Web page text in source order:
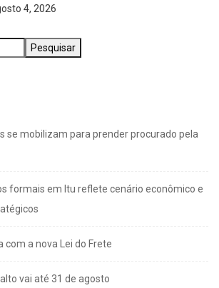
Pesquisar
se mobilizam para prender procurado pela
formais em Itu reflete cenário econômico e
com a nova Lei do Frete
vai até 31 de agosto